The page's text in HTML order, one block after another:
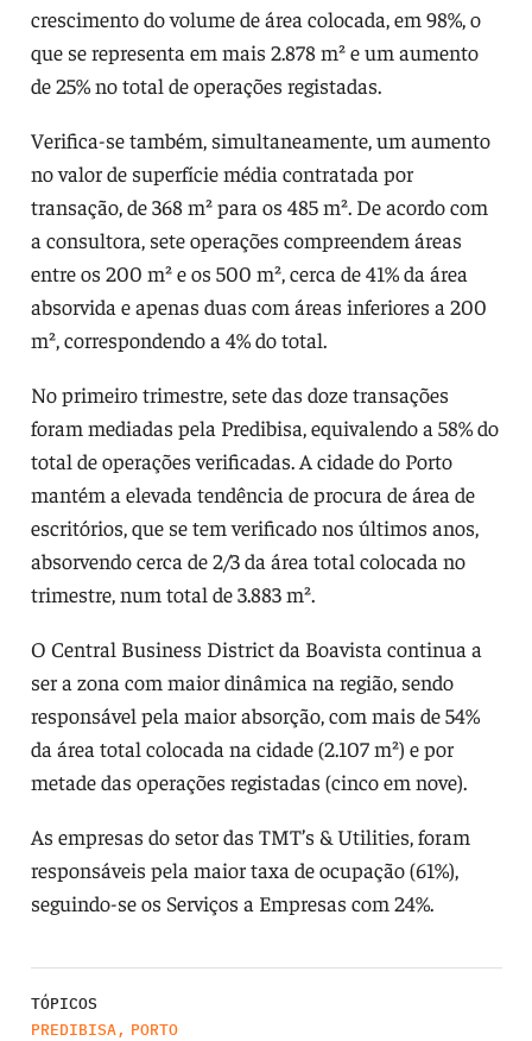
crescimento do volume de área colocada, em 98%, o
que se representa em mais 2.878 m² e um aumento
de 25% no total de operações registadas.
Verifica-se também, simultaneamente, um aumento
no valor de superfície média contratada por
transação, de 368 m² para os 485 m². De acordo com
a consultora, sete operações compreendem áreas
entre os 200 m² e os 500 m², cerca de 41% da área
absorvida e apenas duas com áreas inferiores a 200
m², correspondendo a 4% do total.
No primeiro trimestre, sete das doze transações
foram mediadas pela Predibisa, equivalendo a 58% do
total de operações verificadas. A cidade do Porto
mantém a elevada tendência de procura de área de
escritórios, que se tem verificado nos últimos anos,
absorvendo cerca de 2/3 da área total colocada no
trimestre, num total de 3.883 m².
O Central Business District da Boavista continua a
ser a zona com maior dinâmica na região, sendo
responsável pela maior absorção, com mais de 54%
da área total colocada na cidade (2.107 m²) e por
metade das operações registadas (cinco em nove).
As empresas do setor das TMT’s & Utilities, foram
responsáveis pela maior taxa de ocupação (61%),
seguindo-se os Serviços a Empresas com 24%.
TÓPICOS
PREDIBISA, PORTO